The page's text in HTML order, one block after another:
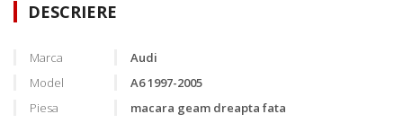
DESCRIERE
Marca
Audi
Model
A6 1997-2005
Piesa
macara geam dreapta fata